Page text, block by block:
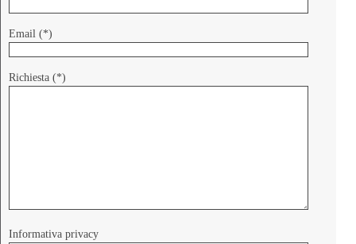
Email (*)
Richiesta (*)
Informativa privacy